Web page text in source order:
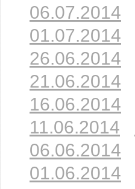
06.07.2014
01.07.2014
26.06.2014
21.06.2014
16.06.2014
11.06.2014
06.06.2014
01.06.2014